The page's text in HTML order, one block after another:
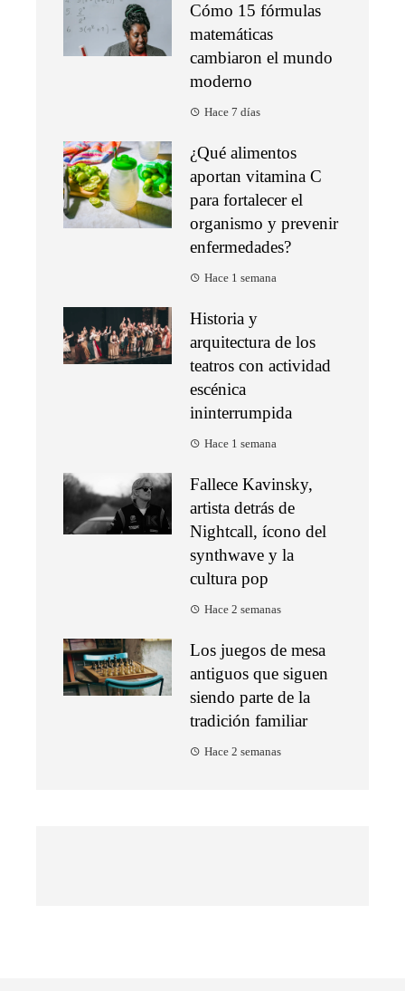
Cómo 15 fórmulas
matemáticas
cambiaron el mundo
moderno
Hace 7 días
¿Qué alimentos
aportan vitamina C
para fortalecer el
organismo y prevenir
enfermedades?
Hace 1 semana
Historia y
arquitectura de los
teatros con actividad
escénica
ininterrumpida
Hace 1 semana
Fallece Kavinsky,
artista detrás de
Nightcall, ícono del
synthwave y la
cultura pop
Hace 2 semanas
Los juegos de mesa
antiguos que siguen
siendo parte de la
tradición familiar
Hace 2 semanas